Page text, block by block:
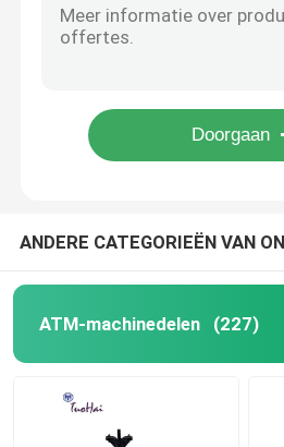
De Delen van koningsTeller
ATM-Hoofd
ATM-Cassettedelen
ANDERE CATEGORIEËN VAN
ATM-machinedelen (227)